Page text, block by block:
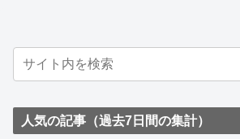
人気の記事（過去7日間の集計）